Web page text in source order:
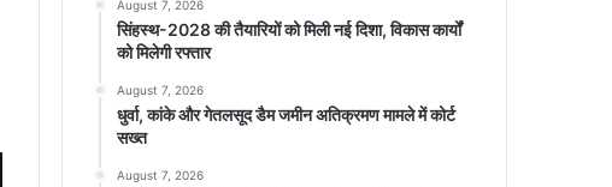
August 7, 2026
सिंहस्थ-2028 की तैयारियों को मिली नई दिशा, विकास कार्यों
को मिलेगी रफ्तार
August 7, 2026
धुर्वा, कांके और गेतलसूद डैम जमीन अतिक्रमण मामले में कोर्ट
सख्त
August 7, 2026